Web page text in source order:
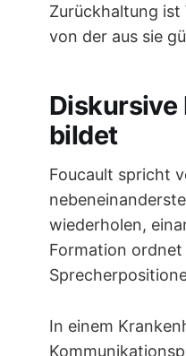
Zurückhaltung ist
von der aus sie
Diskursive
bildet
Foucault spricht
wiederholen,
Formation
In einem